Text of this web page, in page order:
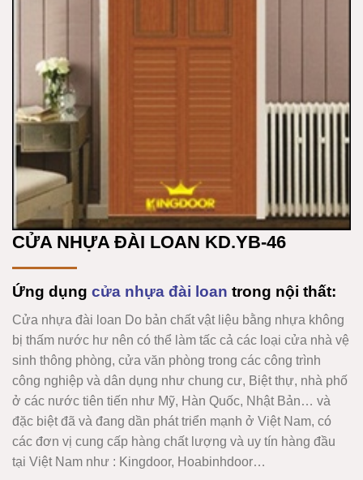
CỬA NHỰA ĐÀI LOAN KD.YB-46
Ứng dụng cửa nhựa đài loan trong nội thất:
Cửa nhựa đài loan Do bản chất vật liệu bằng nhựa không
bị thấm nước hư nên có thể làm tấc cả các loại cửa nhà vệ
sinh thông phòng, cửa văn phòng trong các công trình
công nghiệp và dân dụng như chung cư, Biệt thự, nhà phố
ở các nước tiên tiến như Mỹ, Hàn Quốc, Nhật Bản… và
đặc biệt đã và đang dần phát triển mạnh ở Việt Nam, có
các đơn vị cung cấp hàng chất lượng và uy tín hàng đầu
tại Việt Nam như : Kingdoor, Hoabinhdoor…